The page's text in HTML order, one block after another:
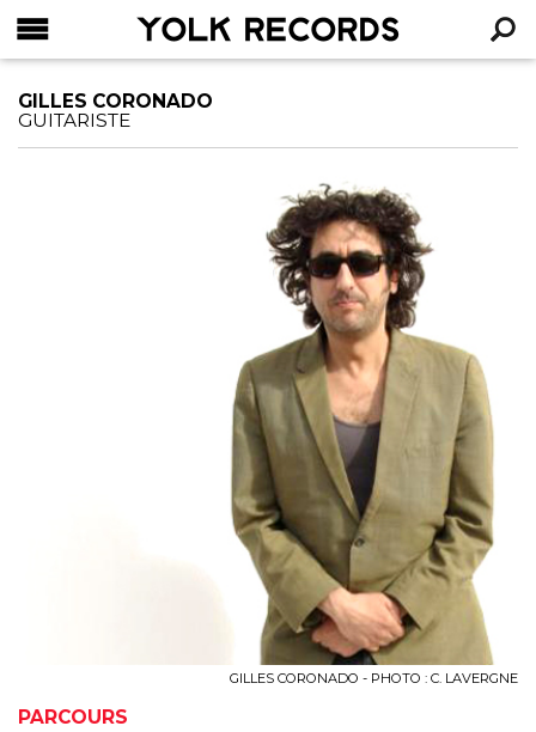
GILLES CORONADO
GUITARISTE
GILLES CORONADO - PHOTO : C. LAVERGNE
PARCOURS